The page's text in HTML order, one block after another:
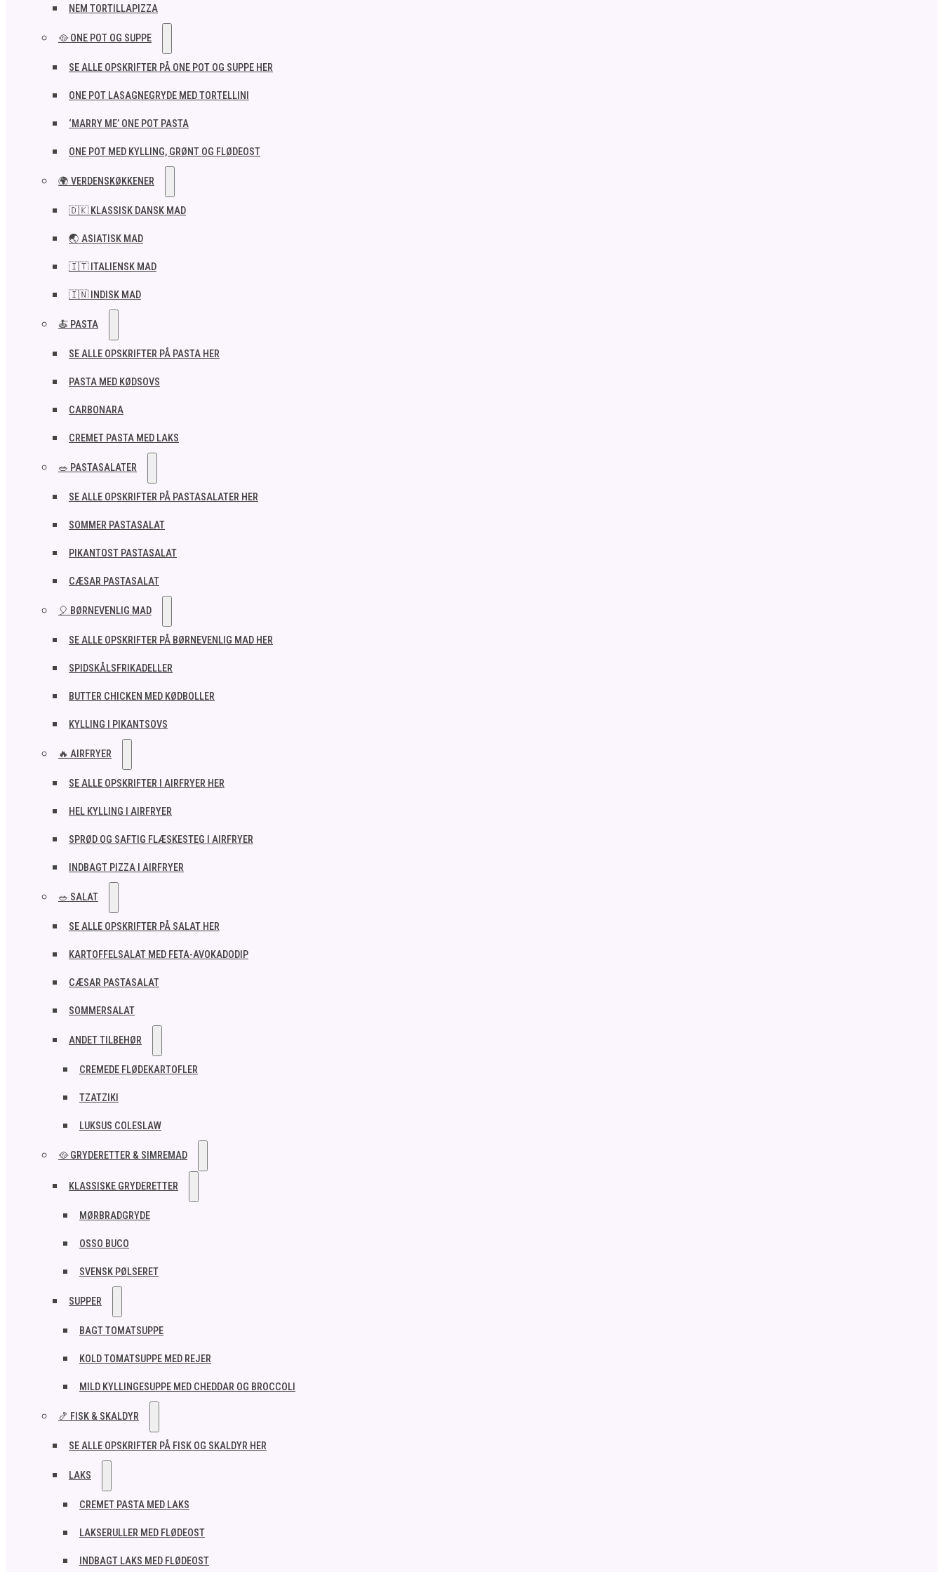
NEM TORTILLAPIZZA
🥘 ONE POT OG SUPPE
SE ALLE OPSKRIFTER PÅ ONE POT OG SUPPE HER
ONE POT LASAGNEGRYDE MED TORTELLINI
‘MARRY ME’ ONE POT PASTA
ONE POT MED KYLLING, GRØNT OG FLØDEOST
🌍 VERDENSKØKKENER
🇩🇰 KLASSISK DANSK MAD
🌏 ASIATISK MAD
🇮🇹 ITALIENSK MAD​
🇮🇳 INDISK MAD​
🍝 PASTA
SE ALLE OPSKRIFTER PÅ PASTA HER
PASTA MED KØDSOVS
CARBONARA
CREMET PASTA MED LAKS
🥗 PASTASALATER
SE ALLE OPSKRIFTER PÅ PASTASALATER HER
SOMMER PASTASALAT
PIKANTOST PASTASALAT
CÆSAR PASTASALAT
🎈 BØRNEVENLIG MAD
SE ALLE OPSKRIFTER PÅ BØRNEVENLIG MAD HER
SPIDSKÅLSFRIKADELLER
BUTTER CHICKEN MED KØDBOLLER
KYLLING I PIKANTSOVS
🔥 AIRFRYER
SE ALLE OPSKRIFTER I AIRFRYER HER
HEL KYLLING I AIRFRYER
SPRØD OG SAFTIG FLÆSKESTEG I AIRFRYER
INDBAGT PIZZA I AIRFRYER
🥗 SALAT
SE ALLE OPSKRIFTER PÅ SALAT HER
KARTOFFELSALAT MED FETA-AVOKADODIP
CÆSAR PASTASALAT
SOMMERSALAT
ANDET TILBEHØR
CREMEDE FLØDEKARTOFLER
TZATZIKI
LUKSUS COLESLAW
🥘 GRYDERETTER & SIMREMAD
KLASSISKE GRYDERETTER
MØRBRADGRYDE
OSSO BUCO
SVENSK PØLSERET
SUPPER
BAGT TOMATSUPPE
KOLD TOMATSUPPE MED REJER
MILD KYLLINGESUPPE MED CHEDDAR OG BROCCOLI
🍤 FISK & SKALDYR
SE ALLE OPSKRIFTER PÅ FISK OG SKALDYR HER
LAKS
CREMET PASTA MED LAKS
LAKSERULLER MED FLØDEOST
INDBAGT LAKS MED FLØDEOST